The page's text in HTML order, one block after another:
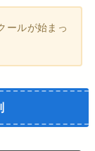
ールが始まっ